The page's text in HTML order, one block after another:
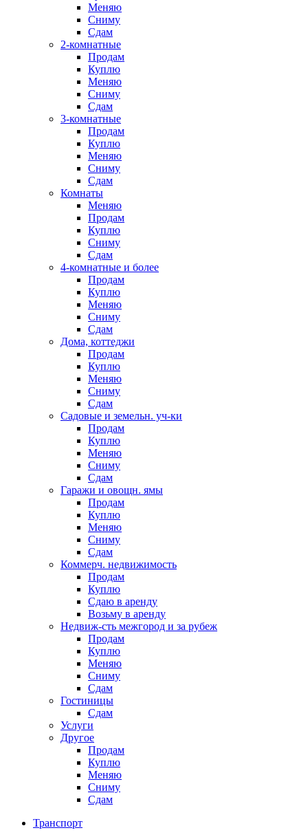
Меняю
Сниму
Сдам
2-комнатные
Продам
Куплю
Меняю
Сниму
Сдам
3-комнатные
Продам
Куплю
Меняю
Сниму
Сдам
Комнаты
Меняю
Продам
Куплю
Сниму
Сдам
4-комнатные и более
Продам
Куплю
Меняю
Сниму
Сдам
Дома, коттеджи
Продам
Куплю
Меняю
Сниму
Сдам
Садовые и земельн. уч-ки
Продам
Куплю
Меняю
Сниму
Сдам
Гаражи и овощн. ямы
Продам
Куплю
Меняю
Сниму
Сдам
Коммерч. недвижимость
Продам
Куплю
Сдаю в аренду
Возьму в аренду
Недвиж-сть межгород и за рубеж
Продам
Куплю
Меняю
Сниму
Сдам
Гостиницы
Сдам
Услуги
Другое
Продам
Куплю
Меняю
Сниму
Сдам
Транспорт